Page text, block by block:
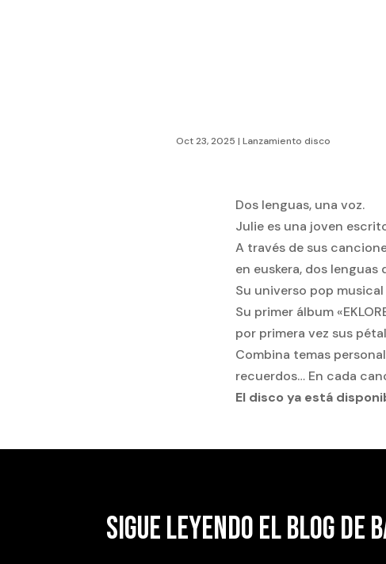
Oct 23, 2025 | Lanzamiento disco
Dos lenguas, una voz.
Julie es una joven
A través de sus
en euskera, dos
Su universo pop
Su primer álbum
por primera vez sus
Combina temas
recuerdos… En cada
El disco ya está
SIGUE LEYENDO EL BLOG DE